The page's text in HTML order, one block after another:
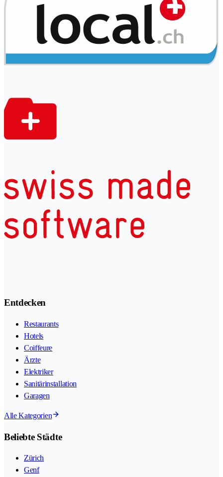
Entdecken
Restaurants
Hotels
Coiffeure
Ärzte
Elektriker
Sanitärinstallation
Garagen
Alle Kategorien
Beliebte Städte
Zürich
Genf